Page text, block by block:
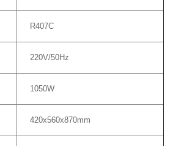
R407C
220V/50Hz
1050W
420x560x870mm